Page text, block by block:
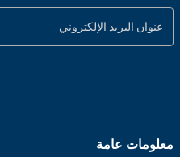
معلومات عامة